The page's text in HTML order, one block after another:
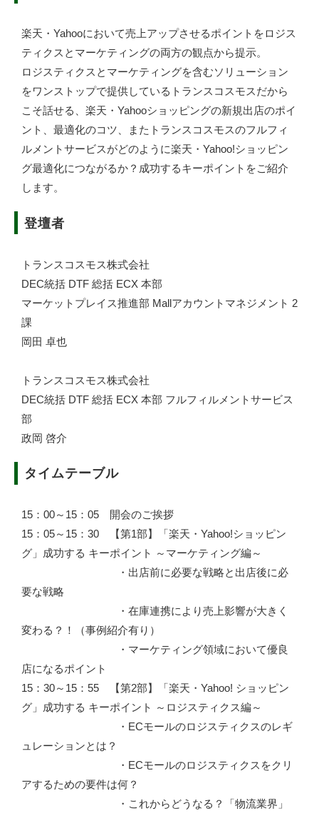
楽天・Yahooにおいて売上アップさせるポイントをロジス
ティクスとマーケティングの両方の観点から提示。
ロジスティクスとマーケティングを含むソリューション
をワンストップで提供しているトランスコスモスだから
こそ話せる、楽天・Yahooショッピングの新規出店のポイ
ント、最適化のコツ、またトランスコスモスのフルフィ
ルメントサービスがどのように楽天・Yahoo!ショッピン
グ最適化につながるか？成功するキーポイントをご紹介
します。
登壇者
トランスコスモス株式会社
DEC統括 DTF 総括 ECX 本部
マーケットプレイス推進部 Mallアカウントマネジメント 2
課
岡田 卓也
トランスコスモス株式会社
DEC統括 DTF 総括 ECX 本部 フルフィルメントサービス
部
政岡 啓介
タイムテーブル
15：00～15：05 開会のご挨拶
15：05～15：30 【第1部】「楽天・Yahoo!ショッピン
グ」成功する キーポイント ～マーケティング編～
・出店前に必要な戦略と出店後に必
要な戦略
・在庫連携により売上影響が大きく
変わる？！（事例紹介有り）
・マーケティング領域において優良
店になるポイント
15：30～15：55 【第2部】「楽天・Yahoo! ショッピン
グ」成功する キーポイント ～ロジスティクス編～
・ECモールのロジスティクスのレギ
ュレーションとは？
・ECモールのロジスティクスをクリ
アするための要件は何？
・これからどうなる？「物流業界」